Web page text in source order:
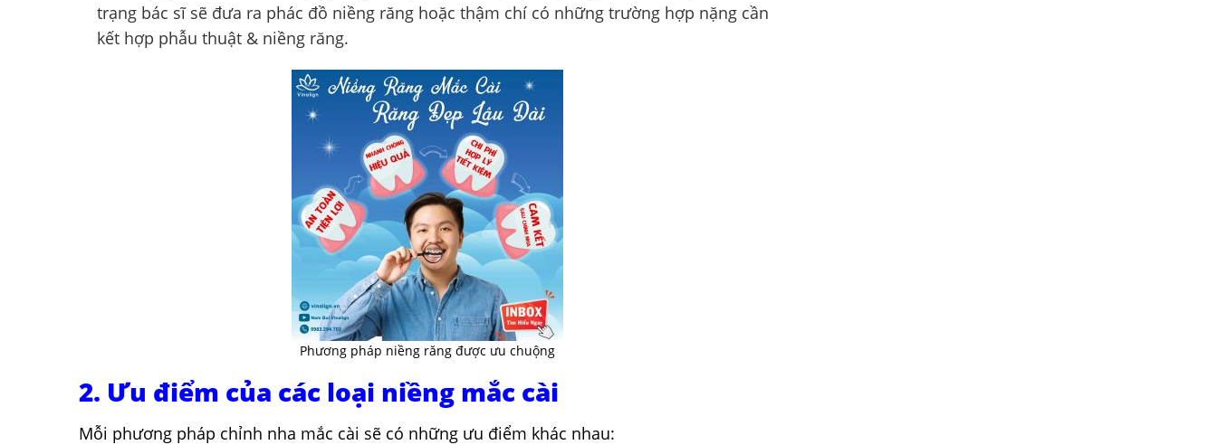
trạng bác sĩ sẽ đưa ra phác đồ niềng răng hoặc thậm chí có những trường hợp nặng cần
kết hợp phẫu thuật & niềng răng.
Phương pháp niềng răng được ưu chuộng
2. Ưu điểm của các loại niềng mắc cài
Mỗi phương pháp chỉnh nha mắc cài sẽ có những ưu điểm khác nhau: